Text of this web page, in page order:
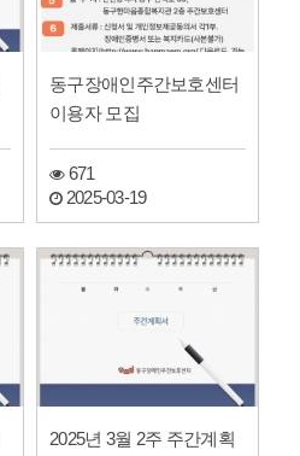
동구장애인주간보호센터
이용자 모집
671
2025-03-19
2025년 3월 2주 주간계획